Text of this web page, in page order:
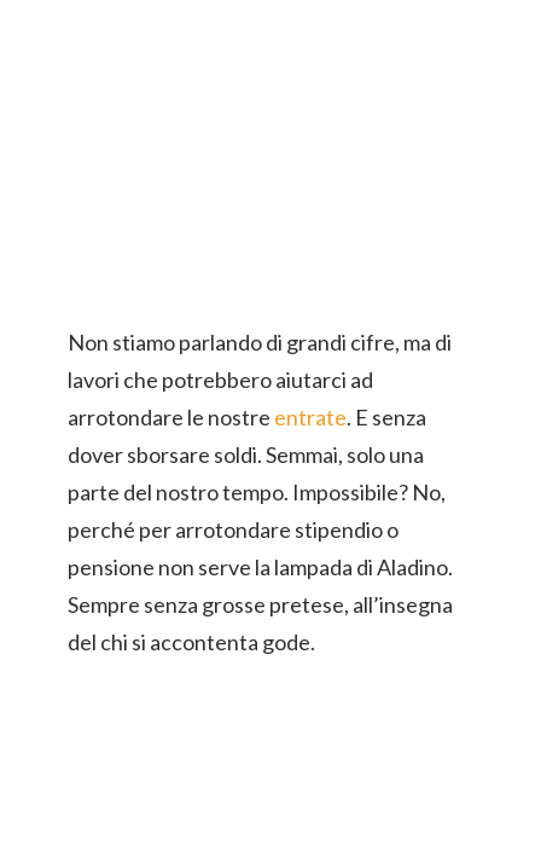
Non stiamo parlando di grandi cifre, ma di
lavori che potrebbero aiutarci ad
arrotondare le nostre entrate. E senza
dover sborsare soldi. Semmai, solo una
parte del nostro tempo. Impossibile? No,
perché per arrotondare stipendio o
pensione non serve la lampada di Aladino.
Sempre senza grosse pretese, all’insegna
del chi si accontenta gode.